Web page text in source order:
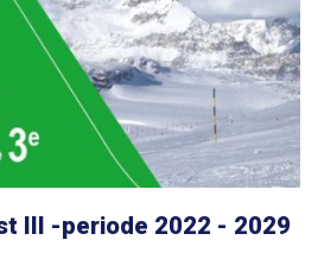
III -periode 2022 - 2029